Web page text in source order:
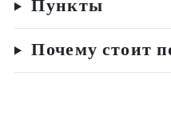
Пункты
Почему стоит